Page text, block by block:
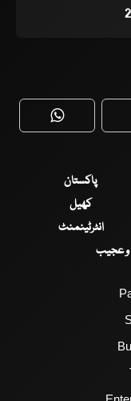
WhatsApp
پاکستان
کھیل
انٹرٹینمنٹ
عجیب